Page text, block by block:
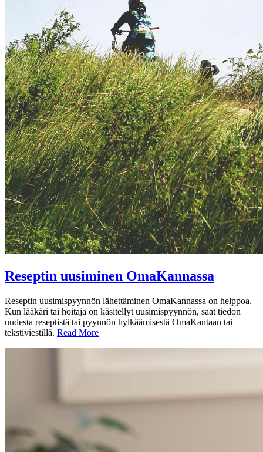
Reseptin uusiminen OmaKannassa
Reseptin uusimispyynnön lähettäminen OmaKannassa on helppoa.
Kun lääkäri tai hoitaja on käsitellyt uusimispyynnön, saat tiedon
uudesta reseptistä tai pyynnön hylkäämisestä OmaKantaan tai
tekstiviestillä. Read More